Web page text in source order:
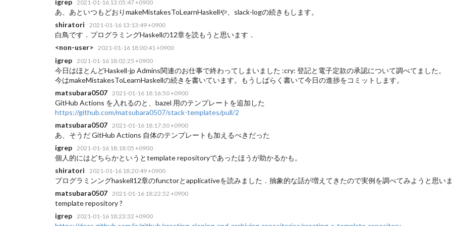
igrep 2021-01-16 13:05:47 +0900
あ、あといつもどおりmakeMistakesToLearnHaskellや、slack-logの続きもします。
shiratori
2021-01-16 13:13:49 +0900
白鳥です．プログラミングHaskellの12章を読もうと思います．
<non-user>
2021-01-16 18:00:41 +0900
igrep 2021-01-16 18:02:25 +0900
今日はほとんどHaskell-jp Admins関連のお仕事で終わってしまいました :cry: 登記と電子定款の承認について調べてました。
今はmakeMistakesToLearnHaskellの続きを書いています。もうしばらく書いて今日の進捗をコミットします。
matsubara0507
2021-01-16 18:16:50 +0900
GitHub Actions を入れるのと、bazel 用のテンプレートを追加した
https://github.com/matsubara0507/stack-templates/pull/2
matsubara0507
2021-01-16 18:17:30 +0900
あ、そうだ GitHub Actions 自体のテンプレートも加えるべきだった
igrep
2021-01-16 18:18:05 +0900
個人的にはどちらかというとtemplate repositoryであったほうが助かるかも。
shiratori
2021-01-16 18:20:49 +0900
プログラミンングhaskell12章のfunctorとapplicativeを読みました．抽象的な話が増えてきたので実例を調べてみようと思い
matsubara0507
2021-01-16 18:22:52 +0900
template repository ?
igrep
2021-01-16 18:23:32 +0900